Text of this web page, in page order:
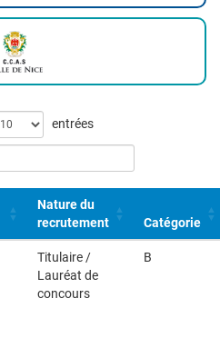
entrées
Nature du
recrutement
Catégorie
Titulaire /
Lauréat de
concours
B